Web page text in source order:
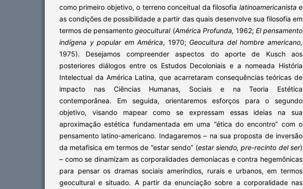
como primeiro objetivo, o terreno conceitual da filosofia latinoamericanista e
as condições de possibilidade a partir das quais desenvolve sua filosofia em
termos de pensamentogeocultural (América Profunda, 1962; El pensamento
indígena y popular em América, 1970; Geocultura del hombre americano,
1975). Desejamos compreender aspectos do aporte de Kusch aos
posteriores diálogos entre os Estudos Decoloniais e a nomeada História
Intelectual da América Latina, que acarretaram consequências teóricas de
impacto nas Ciências Humanas, Sociais e na Teoria Estética
contemporânea. Em seguida, orientaremos esforços para o segundo
objetivo, visando mapear como se expressam essas ideias na sua
aproximação estética fundamentada em uma “ética do encontro” com o
pensamento latino-americano. Indagaremos – na sua proposta de inversão
da metafisica em termos de “estar sendo” (estar siendo, pre-recinto del ser)
– como se dinamizam as corporalidades demoníacas e contra hegemônicas
para pensar os dramas sociais ameríndios, rurais e urbanos, em termos
geocultural e situado. A partir da enunciação sobre a corporalidade nas